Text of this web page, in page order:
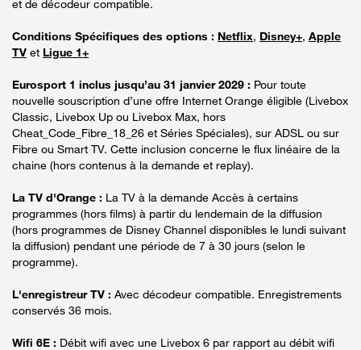
et de décodeur compatible.
Conditions Spécifiques des options : Netflix, Disney+, Apple
TV et Ligue 1+
Eurosport 1 inclus jusqu’au 31 janvier 2029 : Pour toute
nouvelle souscription d’une offre Internet Orange éligible (Livebox
Classic, Livebox Up ou Livebox Max, hors
Cheat_Code_Fibre_18_26 et Séries Spéciales), sur ADSL ou sur
Fibre ou Smart TV. Cette inclusion concerne le flux linéaire de la
chaine (hors contenus à la demande et replay).
La TV d'Orange : La TV à la demande Accès à certains
programmes (hors films) à partir du lendemain de la diffusion
(hors programmes de Disney Channel disponibles le lundi suivant
la diffusion) pendant une période de 7 à 30 jours (selon le
programme).
L'enregistreur TV : Avec décodeur compatible. Enregistrements
conservés 36 mois.
Wifi 6E : Débit wifi avec une Livebox 6 par rapport au débit wifi